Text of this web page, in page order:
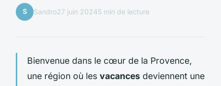
S Sandro27 juin 20245 min de lecture
Bienvenue dans le cœur de la Provence,
une région où les vacances deviennent une